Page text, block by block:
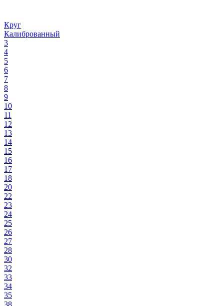
Круг
Калиброванный
3
4
5
6
7
8
9
10
11
12
13
14
15
16
17
18
20
22
23
24
25
26
27
28
30
32
33
34
35
38